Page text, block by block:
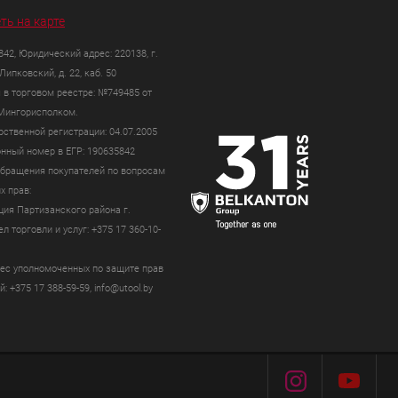
на карте
Юридический адрес: 220138, г.
д. 22, каб. 50
в торговом реестре: №749485 от
регистрации: 04.07.2005
номер в ЕГР: 190635842
покупателей по вопросам
прав:
Партизанского района г.
торговли и услуг: +375 17 360-10-
уполномоченных по защите прав
+375 17 388-59-59, info@utool.by